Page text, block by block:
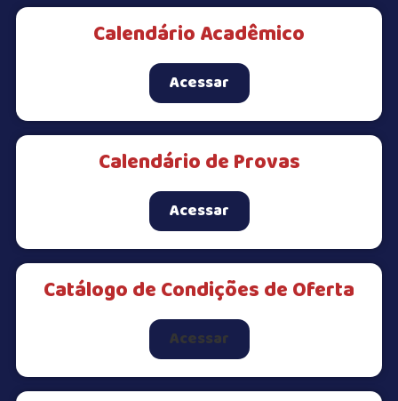
Calendário Acadêmico
Acessar
Calendário de Provas
Acessar
Catálogo de Condições de Oferta
Acessar